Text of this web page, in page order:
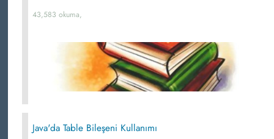
43,583 okuma,
Java'da Table Bileşeni Kullanımı